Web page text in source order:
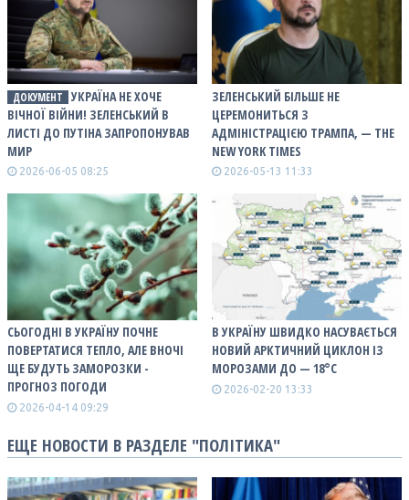
ДОКУМЕНТ
УКРАЇНА НЕ ХОЧЕ
ВІЧНОЇ ВІЙНИ! ЗЕЛЕНСЬКИЙ В
ЛИСТІ ДО ПУТІНА ЗАПРОПОНУВАВ
МИР
2026-06-05 08:25
ЗЕЛЕНСЬКИЙ БІЛЬШЕ НЕ
ЦЕРЕМОНИТЬСЯ З
АДМІНІСТРАЦІЄЮ ТРАМПА, — THE
NEW YORK TIMES
2026-05-13 11:33
СЬОГОДНІ В УКРАЇНУ ПОЧНЕ
ПОВЕРТАТИСЯ ТЕПЛО, АЛЕ ВНОЧІ
ЩЕ БУДУТЬ ЗАМОРОЗКИ -
ПРОГНОЗ ПОГОДИ
2026-04-14 09:29
В УКРАЇНУ ШВИДКО НАСУВАЄТЬСЯ
НОВИЙ АРКТИЧНИЙ ЦИКЛОН ІЗ
МОРОЗАМИ ДО — 18°С
2026-02-20 13:33
ЕЩЕ НОВОСТИ В РАЗДЕЛЕ "ПОЛІТИКА"